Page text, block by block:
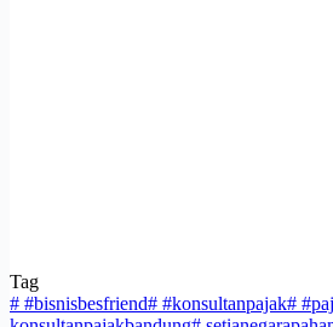
Tag
# #bisnisbesfriend# #konsultanpajak#